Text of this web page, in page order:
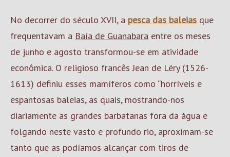
No decorrer do século XVII, a pesca das baleias que
frequentavam a Baía de Guanabara entre os meses
de junho e agosto transformou-se em atividade
econômica. O religioso francês Jean de Léry (1526-
1613) definiu esses mamíferos como “horríveis e
espantosas baleias, as quais, mostrando-nos
diariamente as grandes barbatanas fora da água e
folgando neste vasto e profundo rio, aproximam-se
tanto que as podíamos alcançar com tiros de